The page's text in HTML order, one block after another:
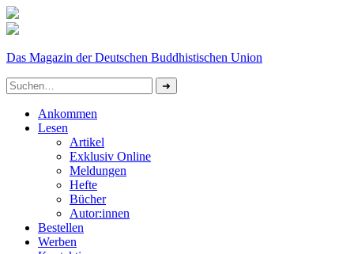
Das Magazin der Deutschen Buddhistischen Union
Ankommen
Lesen
Artikel
Exklusiv Online
Meldungen
Hefte
Bücher
Autor:innen
Bestellen
Werben